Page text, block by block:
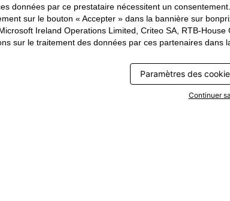
données par ce prestataire nécessitent un
sur le bouton « Accepter » dans la bannière sur
Ireland Operations Limited, Criteo SA, RTB-
sur le traitement des données par ces partenaires dans
Paramètres des
Continuer